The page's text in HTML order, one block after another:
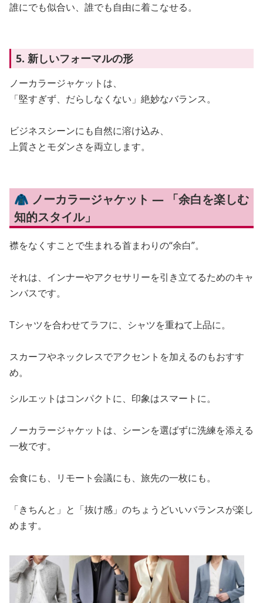
誰にでも似合い、誰でも自由に着こなせる。
5. 新しいフォーマルの形
ノーカラージャケットは、
「堅すぎず、だらしなくない」絶妙なバランス。
ビジネスシーンにも自然に溶け込み、
上質さとモダンさを両立します。
🧥 ノーカラージャケット — 「余白を楽しむ
知的スタイル」
襟をなくすことで生まれる首まわりの“余白”。
それは、インナーやアクセサリーを引き立てるためのキャ
ンバスです。
Tシャツを合わせてラフに、シャツを重ねて上品に。
スカーフやネックレスでアクセントを加えるのもおすす
め。
シルエットはコンパクトに、印象はスマートに。
ノーカラージャケットは、シーンを選ばずに洗練を添える
一枚です。
会食にも、リモート会議にも、旅先の一枚にも。
「きちんと」と「抜け感」のちょうどいいバランスが楽し
めます。